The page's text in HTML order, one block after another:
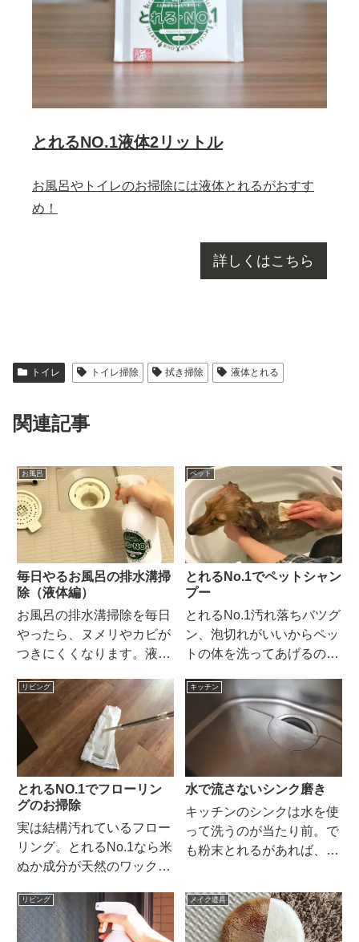
とれるNO.1液体2リットル
お風呂やトイレのお掃除には液体とれるがおすす
め！
詳しくはこちら
トイレ トイレ掃除 拭き掃除 液体とれる
関連記事
お風呂
毎日やるお風呂の排水溝掃
除（液体編）
お風呂の排水溝掃除を毎日
やったら、ヌメリやカビが
つきにくくなります。液体
するだけ。
ペット
とれるNo.1でペットシャン
プー
とれるNo.1汚れ落ちバツグ
ン、泡切れがいいからペッ
トの体を洗ってあげるのに
100％なので、安心して家
族に使えます。
リビング
とれるNO.1でフローリン
グのお掃除
実は結構汚れているフロー
リング。とれるNo.1なら米
ぬか成分が天然のワックス
とワックスがけが一度にで
きます。
キッチン
水で流さないシンク磨き
キッチンのシンクは水を使
って洗うのが当たり前。で
も粉末とれるがあれば、水
リビング メイク道具